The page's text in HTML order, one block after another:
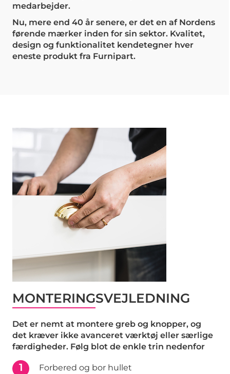
medarbejder.
Nu, mere end 40 år senere, er det en af Nordens
førende mærker inden for sin sektor. Kvalitet,
design og funktionalitet kendetegner hver
eneste produkt fra Furnipart.
MONTERINGSVEJLEDNING
Det er nemt at montere greb og knopper, og
det kræver ikke avanceret værktøj eller særlige
færdigheder. Følg blot de enkle trin nedenfor
1
Forbered og bor hullet